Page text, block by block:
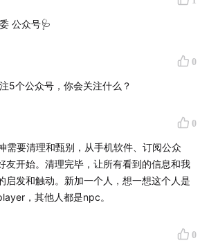
维度来衡量一次招聘，我们会怎么去
块钱当成投资，你会怎么去理
个选项是更优的时候，其实就不存在
存在能量或频率的话，你是不是在允
公众号🩺
0
5个公众号，你会关注什么？
0
需要清理和甄别，从手机软件、订阅公众
友开始。清理完毕，让所有看到的信息和我
启发和触动。新加一个人，想一想这个人是
，其他人都是npc。
0